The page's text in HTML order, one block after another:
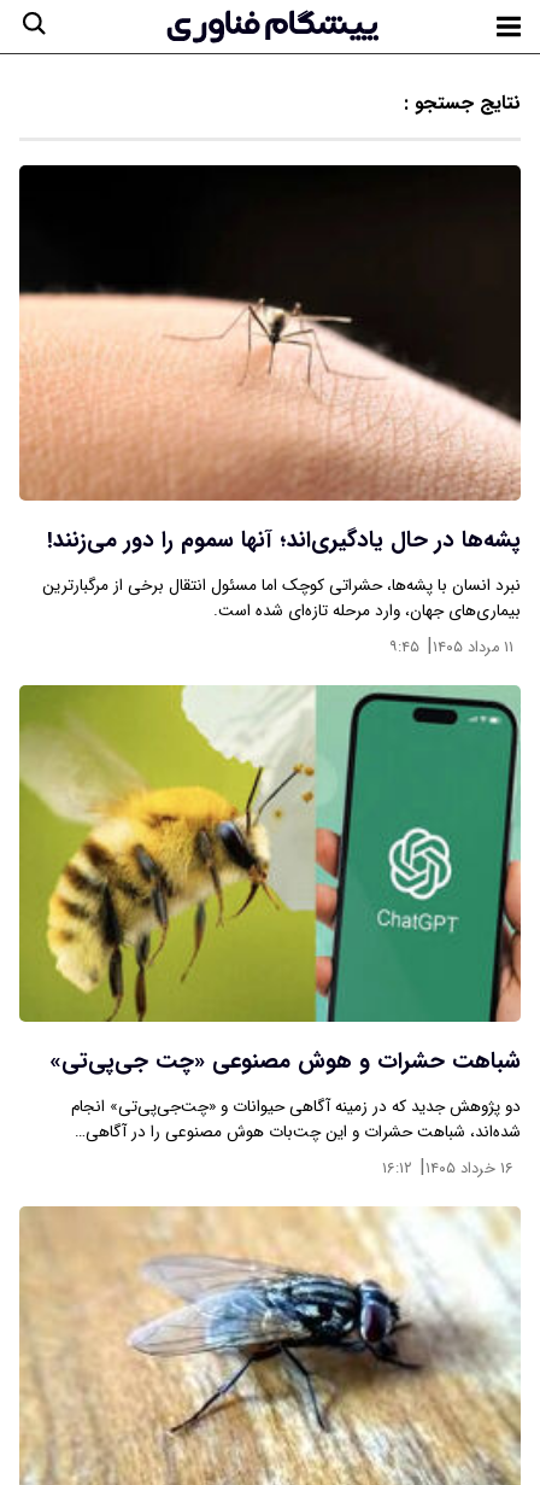
نتایج جستجو :
پشه‌ها در حال یادگیری‌اند؛ آنها سموم را دور می‌زنند!
نبرد انسان با پشه‌ها، حشراتی کوچک اما مسئول انتقال برخی از مرگبارترین
بیماری‌های جهان، وارد مرحله تازه‌ای شده است.
۱۱ مرداد ۱۴۰۵ | ۹:۴۵
شباهت حشرات و هوش مصنوعی «چت‌ جی‌پی‌تی»
دو پژوهش جدید که در زمینه آگاهی حیوانات و «چت‌جی‌پی‌تی» انجام
شده‌اند، شباهت حشرات و این چت‌بات هوش مصنوعی را در آگاهی…
۱۶ خرداد ۱۴۰۵ | ۱۶:۱۲